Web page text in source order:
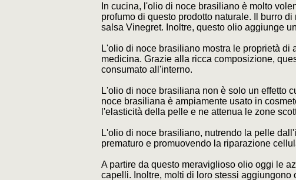
In cucina, l'olio di noce brasiliano è molto
profumo di questo prodotto naturale. Il burro
salsa Vinegret. Inoltre, questo olio aggiunge
L'olio di noce brasiliano mostra le proprietà
medicina. Grazie alla ricca composizione,
consumato all'interno.
L'olio di noce brasiliana non è solo un effetto
noce brasiliana è ampiamente usato in
l'elasticità della pelle e ne attenua le zone
L'olio di noce brasiliano, nutrendo la pelle
prematuro e promuovendo la riparazione
A partire da questo meraviglioso olio oggi le
capelli. Inoltre, molti di loro stessi